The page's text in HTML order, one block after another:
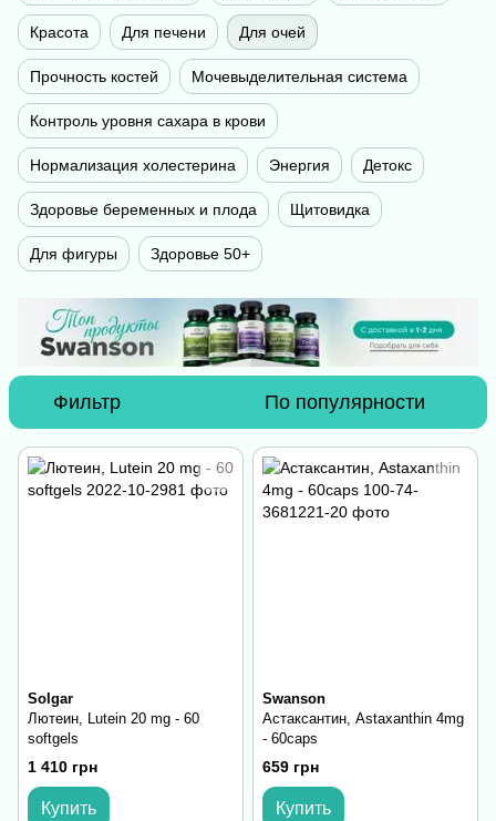
Красота Для печени Для очей
Прочность костей Мочевыделительная система
Контроль уровня сахара в крови
Нормализация холестерина Энергия Детокс
Здоровье беременных и плода Щитовидка
Для фигуры Здоровье 50+
Фильтр По популярности
Solgar
Лютеин, Lutein 20 mg - 60
softgels
1 410 грн
Купить
Swanson
Астаксантин, Astaxanthin 4mg
- 60caps
659 грн
Купить